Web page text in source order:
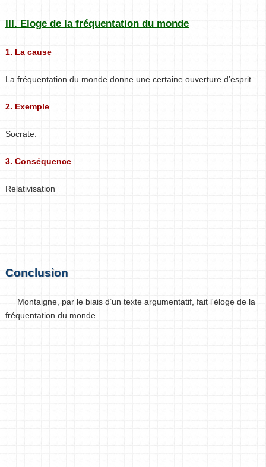
III. Eloge de la fréquentation du monde
1. La cause
La fréquentation du monde donne une certaine ouverture d’esprit.
2. Exemple
Socrate.
3. Conséquence
Relativisation
Conclusion
Montaigne, par le biais d’un texte argumentatif, fait l'éloge de la
fréquentation du monde.